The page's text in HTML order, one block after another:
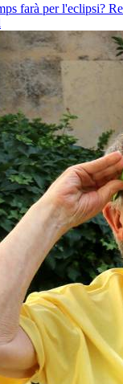
farà per l'eclipsi?